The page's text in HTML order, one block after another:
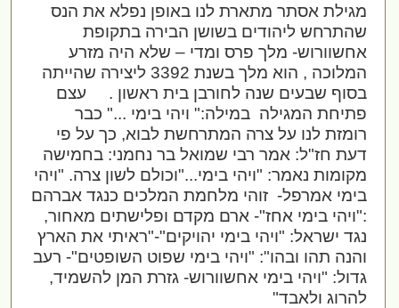
מגילת אסתר מתארת לנו באופן נפלא את הנס
שהתרחש ליהודים בשושן הבירה בתקופת
אחשוורוש- מלך פרס ומדי – שלא היה מזרע
המלוכה , הוא מלך בשנת 3392 ליצירה שהייתה
בסוף שבעים שנה לחורבן בית ראשון .
עצם
פתיחת המגילה במילה:" ויהי בימי ..." כבר
רומזת לנו על צרה המתרחשת לבוא, כך על פי
דעת חז"ל: אמר רבי שמואל בר נחמני: בחמישה
מקומות נאמר: "ויהי בימי..."וכולם לשון צרה. "ויהי
בימי אמרפל- זוהי מלחמת המלכים כנגד אברהם
:"ויהי בימי אחז"- ארם מקדם ופלישתים מאחור,
נגד ישראל: "ויהי בימי יהויקים"-"ראיתי את הארץ
והנה תהו ובהו": "ויהי בימי שפוט השופטים"- רעב
גדול: "ויהי בימי אחשוורוש- גזרת המן להשמיד,
להרוג ולאבד"